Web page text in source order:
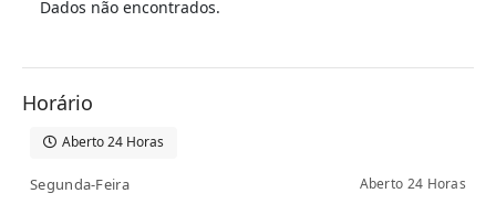
Dados não encontrados.
Horário
Aberto 24 Horas
Segunda-Feira Aberto 24 Horas